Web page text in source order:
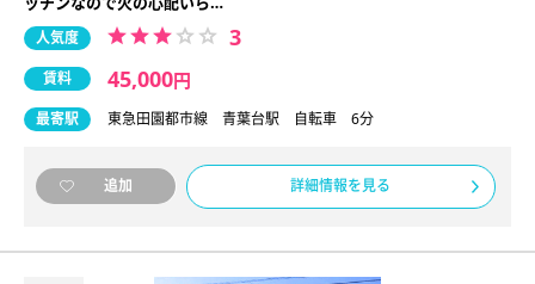
人気度 3
賃料 45,000円
最寄駅 東急田園都市線 青葉台駅 自転車 6分
追加 詳細情報を見る